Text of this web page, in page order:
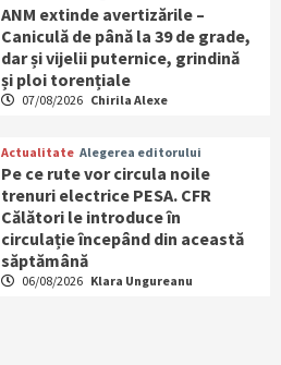
ANM extinde avertizările –
Caniculă de până la 39 de grade,
dar și vijelii puternice, grindină
și ploi torențiale
07/08/2026 Chirila Alexe
Actualitate Alegerea editorului
Pe ce rute vor circula noile
trenuri electrice PESA. CFR
Călători le introduce în
circulație începând din această
săptămână
06/08/2026 Klara Ungureanu